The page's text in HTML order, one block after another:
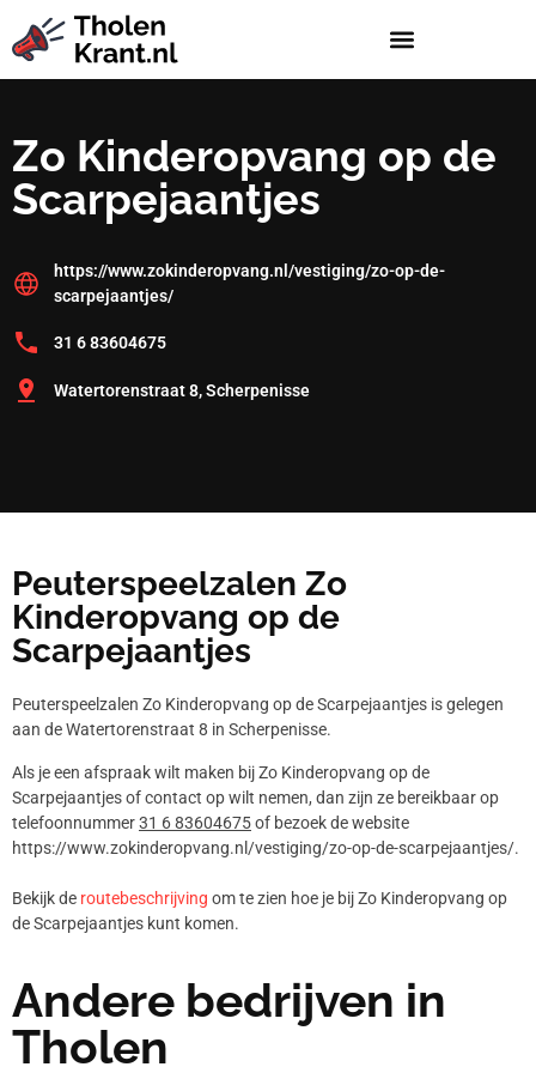
Zo Kinderopvang op de
Scarpejaantjes
https://www.zokinderopvang.nl/vestiging/zo-op-de-
scarpejaantjes/
31 6 83604675
Watertorenstraat 8, Scherpenisse
Peuterspeelzalen Zo
Kinderopvang op de
Scarpejaantjes
Peuterspeelzalen Zo Kinderopvang op de Scarpejaantjes is gelegen
aan de Watertorenstraat 8 in Scherpenisse.
Als je een afspraak wilt maken bij Zo Kinderopvang op de
Scarpejaantjes of contact op wilt nemen, dan zijn ze bereikbaar op
telefoonnummer31 6 83604675of bezoek de website
https://www.zokinderopvang.nl/vestiging/zo-op-de-scarpejaantjes/.
Bekijk de routebeschrijving om te zien hoe je bij Zo Kinderopvang op
de Scarpejaantjes kunt komen.
Andere bedrijven in
Tholen